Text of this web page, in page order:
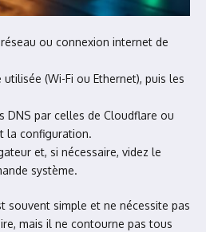
ou connexion internet de
(Wi-Fi ou Ethernet), puis les
DNS par celles de Cloudflare ou
la configuration.
et, si nécessaire, videz le
système.
souvent simple et ne nécessite pas
mais il ne contourne pas tous